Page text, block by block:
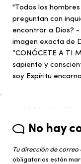
"Todos los
preguntan con
encontrar a Dios?
imagen exacta de
“CONÓCETE A TI
sapiente y
soy Espíritu
No hay
Tu dirección de
obligatorios están